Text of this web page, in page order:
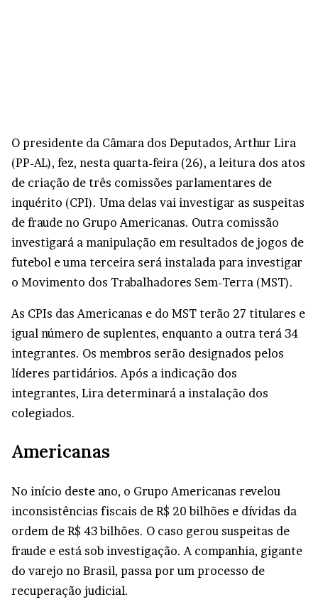
O presidente da Câmara dos Deputados, Arthur Lira
(PP-AL), fez, nesta quarta-feira (26), a leitura dos atos
de criação de três comissões parlamentares de
inquérito (CPI). Uma delas vai investigar as suspeitas
de fraude no Grupo Americanas. Outra comissão
investigará a manipulação em resultados de jogos de
futebol e uma terceira será instalada para investigar
o Movimento dos Trabalhadores Sem-Terra (MST).
As CPIs das Americanas e do MST terão 27 titulares e
igual número de suplentes, enquanto a outra terá 34
integrantes. Os membros serão designados pelos
líderes partidários. Após a indicação dos
integrantes, Lira determinará a instalação dos
colegiados.
Americanas
No início deste ano, o Grupo Americanas revelou
inconsistências fiscais de R$ 20 bilhões e dívidas da
ordem de R$ 43 bilhões. O caso gerou suspeitas de
fraude e está sob investigação. A companhia, gigante
do varejo no Brasil, passa por um processo de
recuperação judicial.